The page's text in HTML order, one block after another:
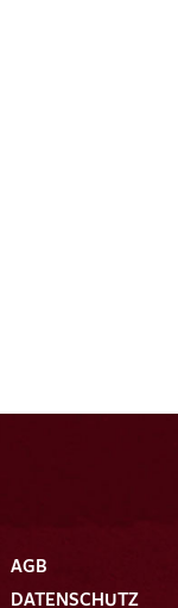
AGB
DATENSCHUTZ